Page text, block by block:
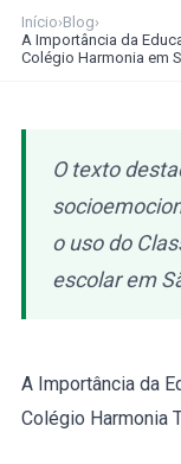
Início›Blog›
A Importância da
Colégio Harmonia em
O texto
o uso do
escolar em
A Importância da
Colégio Harmonia